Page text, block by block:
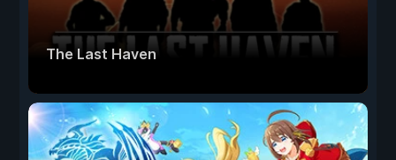
The Last Haven